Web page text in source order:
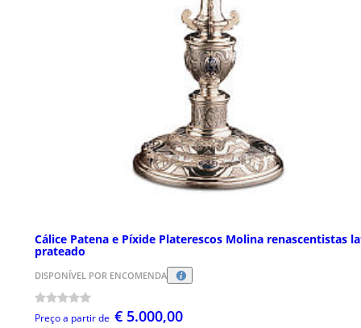
Cálice Patena e Píxide Platerescos Molina renascentistas
prateado
DISPONÍVEL POR ENCOMENDA
Preço a partir de € 5.000,00